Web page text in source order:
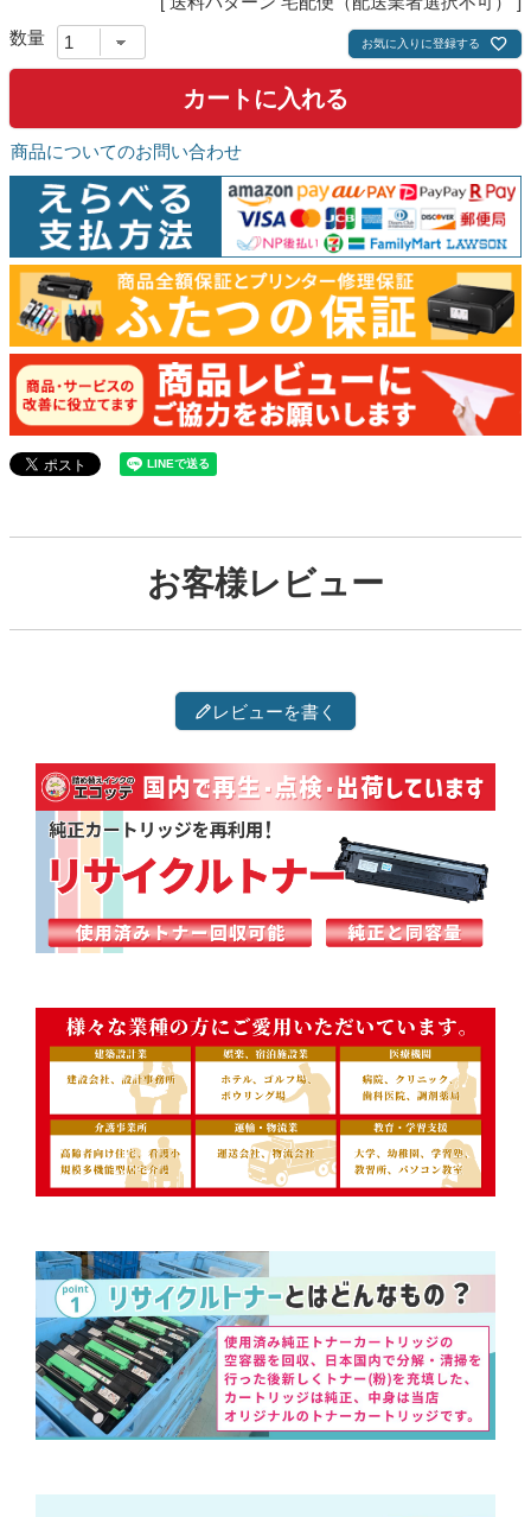
お気に入りに登録する
カートに入れる
商品についてのお問い合わせ
お客様レビュー
レビューを書く